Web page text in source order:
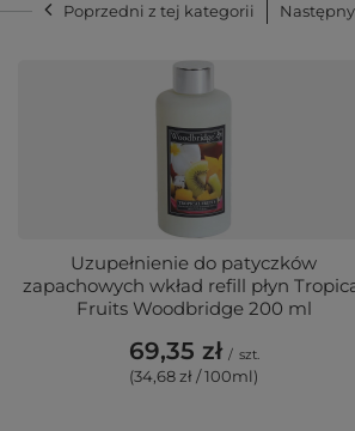
Poprzedni z tej kategorii
Uzupełnienie do patyczków
zapachowych wkład refill płyn
Fruits Woodbridge 200 ml
69,35 zł / szt.
(34,68 zł / 100ml)